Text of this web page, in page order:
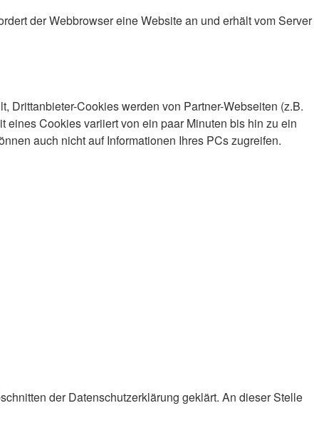
der Webbrowser eine Website an und erhält vom Server
Drittanbieter-Cookies werden von Partner-Webseiten (z.B.
Cookies variiert von ein paar Minuten bis hin zu ein
auch nicht auf Informationen Ihres PCs zugreifen.
der Datenschutzerklärung geklärt. An dieser Stelle